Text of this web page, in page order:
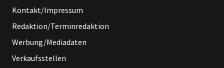
Kontakt/Impressum
Redaktion/Terminredaktion
Werbung/Mediadaten
Verkaufsstellen